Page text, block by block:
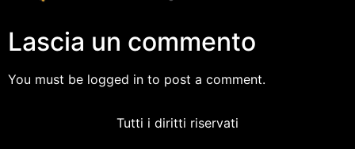
Lascia un commento
You must be logged in to post a comment.
Tutti i diritti riservati